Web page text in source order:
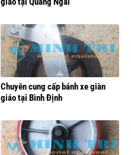
Chuyên cung cấp bánh xe giàn
giáo tại Bình Định